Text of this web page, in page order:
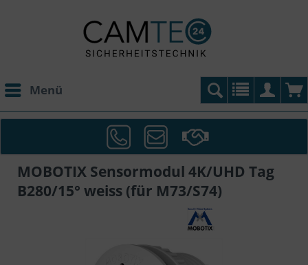
Menü
MOBOTIX Sensormodul 4K/UHD Tag
B280/15° weiss (für M73/S74)